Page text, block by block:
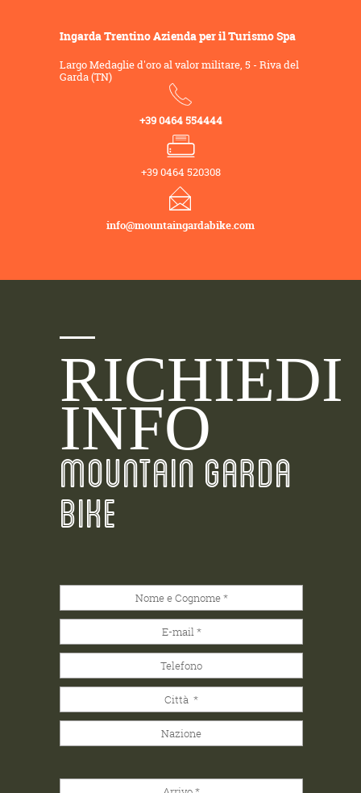
Ingarda Trentino Azienda per il Turismo Spa
Largo Medaglie d'oro al valor militare, 5 - Riva del
Garda (TN)
+39 0464 554444
+39 0464 520308
info@mountaingardabike.com
RICHIEDI
INFO
MOUNTAIN GARDA
BIKE